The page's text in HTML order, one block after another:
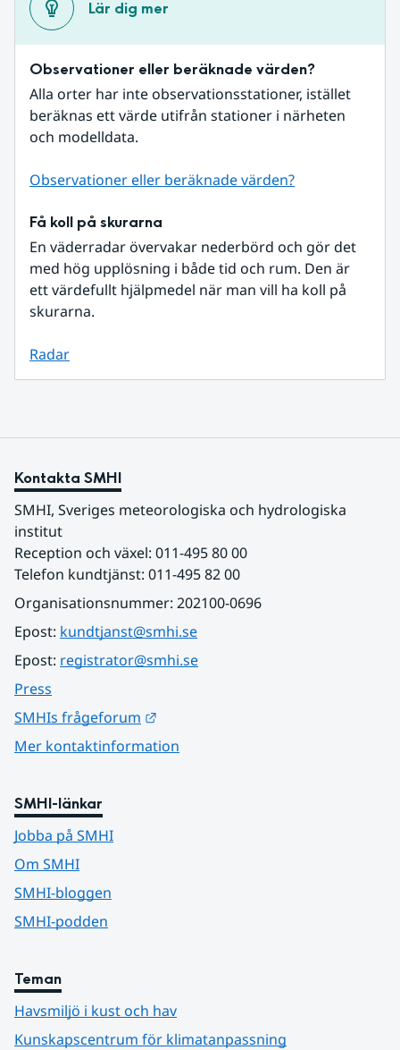
Lär dig mer
Observationer eller beräknade värden?
Alla orter har inte observationsstationer, istället
beräknas ett värde utifrån stationer i närheten
och modelldata.
Observationer eller beräknade värden?
Få koll på skurarna
En väderradar övervakar nederbörd och gör det
med hög upplösning i både tid och rum. Den är
ett värdefullt hjälpmedel när man vill ha koll på
skurarna.
Radar
Kontakta SMHI
SMHI, Sveriges meteorologiska och hydrologiska
institut
Reception och växel: 011-495 80 00
Telefon kundtjänst: 011-495 82 00
Organisationsnummer: 202100-0696
Epost: kundtjanst@smhi.se
Epost: registrator@smhi.se
Press
SMHIs frågeforum
Mer kontaktinformation
SMHI-länkar
Jobba på SMHI
Om SMHI
SMHI-bloggen
SMHI-podden
Teman
Havsmiljö i kust och hav
Kunskapscentrum för klimatanpassning